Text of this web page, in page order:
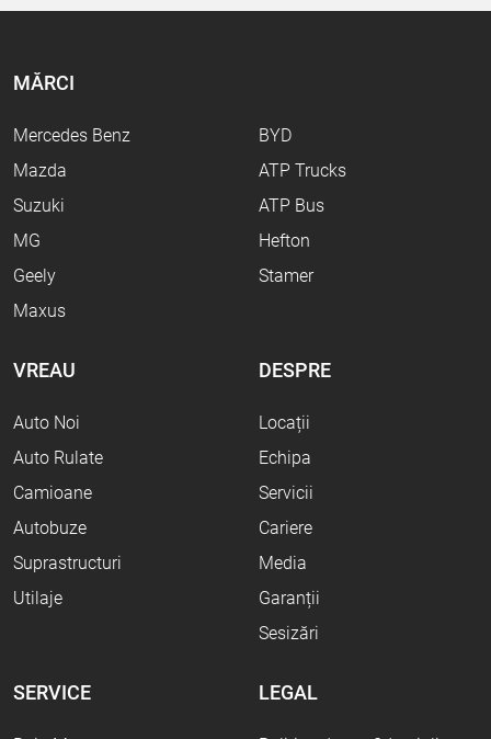
MĂRCI
Mercedes Benz
Mazda
Suzuki
MG
Geely
Maxus
BYD
ATP Trucks
ATP Bus
Hefton
Stamer
VREAU
Auto Noi
Auto Rulate
Camioane
Autobuze
Suprastructuri
Utilaje
DESPRE
Locații
Echipa
Servicii
Cariere
Media
Garanții
Sesizări
SERVICE LEGAL